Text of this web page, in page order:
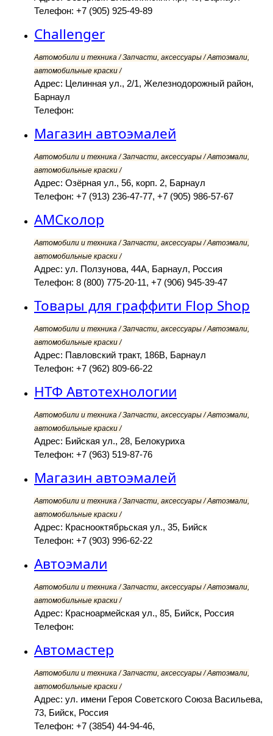
Телефон: +7 (905) 925-49-89
Challenger
Автомобили и техника / Запчасти, аксессуары / Автоэмали,
автомобильные краски /
Адрес: Целинная ул., 2/1, Железнодорожный район,
Барнаул
Телефон:
Магазин автоэмалей
Автомобили и техника / Запчасти, аксессуары / Автоэмали,
автомобильные краски /
Адрес: Озёрная ул., 56, корп. 2, Барнаул
Телефон: +7 (913) 236-47-77, +7 (905) 986-57-67
АМСколор
Автомобили и техника / Запчасти, аксессуары / Автоэмали,
автомобильные краски /
Адрес: ул. Ползунова, 44А, Барнаул, Россия
Телефон: 8 (800) 775-20-11, +7 (906) 945-39-47
Товары для граффити Flop Shop
Автомобили и техника / Запчасти, аксессуары / Автоэмали,
автомобильные краски /
Адрес: Павловский тракт, 186В, Барнаул
Телефон: +7 (962) 809-66-22
НТФ Автотехнологии
Автомобили и техника / Запчасти, аксессуары / Автоэмали,
автомобильные краски /
Адрес: Бийская ул., 28, Белокуриха
Телефон: +7 (963) 519-87-76
Магазин автоэмалей
Автомобили и техника / Запчасти, аксессуары / Автоэмали,
автомобильные краски /
Адрес: Краснооктябрьская ул., 35, Бийск
Телефон: +7 (903) 996-62-22
Автоэмали
Автомобили и техника / Запчасти, аксессуары / Автоэмали,
автомобильные краски /
Адрес: Красноармейская ул., 85, Бийск, Россия
Телефон:
Автомастер
Автомобили и техника / Запчасти, аксессуары / Автоэмали,
автомобильные краски /
Адрес: ул. имени Героя Советского Союза Васильева,
73, Бийск, Россия
Телефон: +7 (3854) 44-94-46,